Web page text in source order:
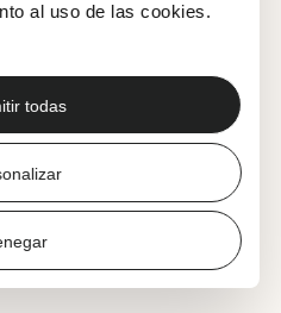
al uso de las cookies.
todas
glotona’ a cargo de
aforo.